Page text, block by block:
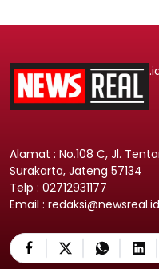
Alamat : No.108 C, Jl.
Surakarta, Jateng 57134
Telp : 02712931177
Email : redaksi@newsreal.id